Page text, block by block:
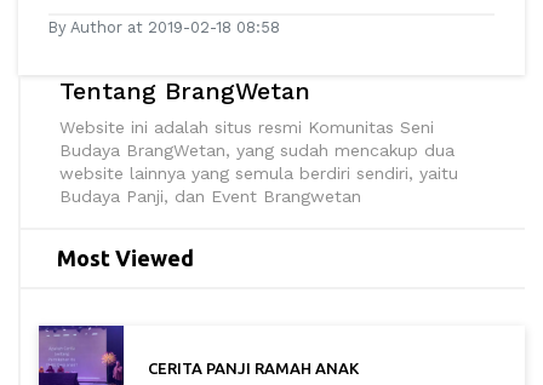
By Author at 2019-02-18 08:58
Tentang BrangWetan
Website ini adalah situs resmi Komunitas Seni
Budaya BrangWetan, yang sudah mencakup dua
website lainnya yang semula berdiri sendiri, yaitu
Budaya Panji, dan Event Brangwetan
Most Viewed
CERITA PANJI RAMAH ANAK